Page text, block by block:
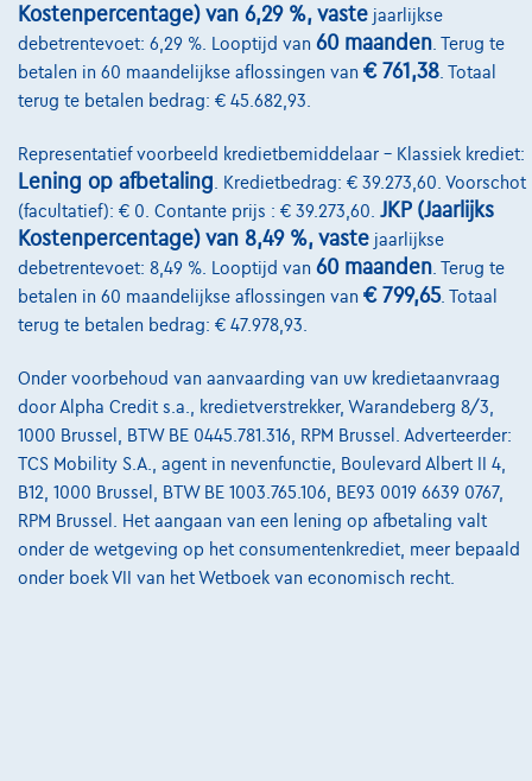
Kostenpercentage) van 6,29 %, vaste jaarlijkse
debetrentevoet: 6,29 %. Looptijd van 60 maanden. Terug te
betalen in 60 maandelijkse aflossingen van € 761,38. Totaal
terug te betalen bedrag: € 45.682,93.
Representatief voorbeeld kredietbemiddelaar – Klassiek krediet:
Lening op afbetaling. Kredietbedrag: € 39.273,60. Voorschot
(facultatief): € 0. Contante prijs : € 39.273,60. JKP (Jaarlijks
Kostenpercentage) van 8,49 %, vaste jaarlijkse
debetrentevoet: 8,49 %. Looptijd van 60 maanden. Terug te
betalen in 60 maandelijkse aflossingen van € 799,65. Totaal
terug te betalen bedrag: € 47.978,93.
Onder voorbehoud van aanvaarding van uw kredietaanvraag
door Alpha Credit s.a., kredietverstrekker, Warandeberg 8/3,
1000 Brussel, BTW BE 0445.781.316, RPM Brussel. Adverteerder:
TCS Mobility S.A., agent in nevenfunctie, Boulevard Albert II 4,
B12, 1000 Brussel, BTW BE 1003.765.106, BE93 0019 6639 0767,
RPM Brussel. Het aangaan van een lening op afbetaling valt
onder de wetgeving op het consumentenkrediet, meer bepaald
onder boek VII van het Wetboek van economisch recht.
Over Ons
Word klant
Wie zijn we
Kwaliteitscharter
Onze dealers
Onze partners
Onze team
Algemene Voorwaarden
Bijstandsvoorwaarden